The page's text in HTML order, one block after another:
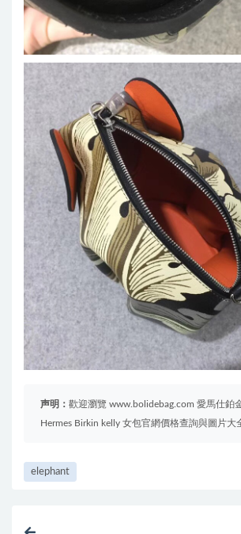
声明： 歡迎瀏覽 www.bolidebag.com 愛馬仕鉑
Hermes Birkin kelly 女包官網價格查詢與圖片大
elephant